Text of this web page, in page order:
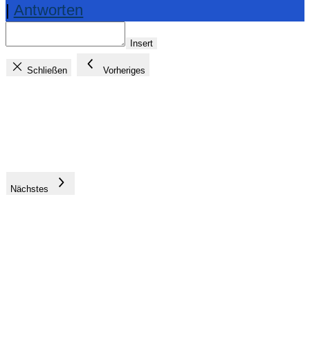
| Antworten
Insert
Schließen Vorheriges
Nächstes